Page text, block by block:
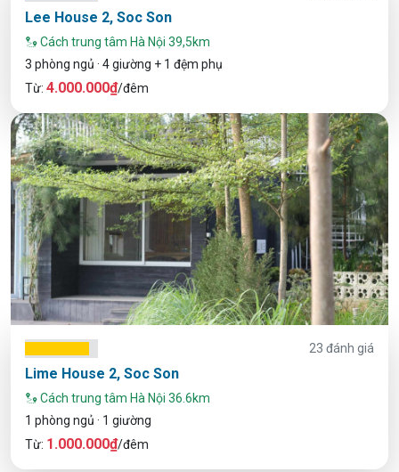
Lee House 2, Soc Son
Cách trung tâm Hà Nội 39,5km
3 phòng ngủ · 4 giường + 1 đệm phụ
Từ: 4.000.000₫/đêm
23 đánh giá
Lime House 2, Soc Son
Cách trung tâm Hà Nội 36.6km
1 phòng ngủ · 1 giường
Từ: 1.000.000₫/đêm